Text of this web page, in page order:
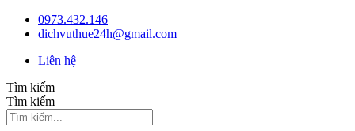
Chuyển
dung
0973.432.146
dichvuthue24h@gmail.com
Liên hệ
Tìm kiếm
Tìm kiếm